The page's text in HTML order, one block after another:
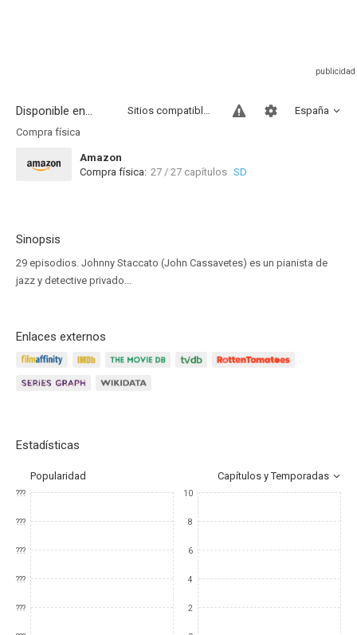
Disponible en... España
Sitios compatibles
Compra física
Amazon
Compra física: 27 / 27 capítulos SD
Sinopsis
29 episodios. Johnny Staccato (John Cassavetes) es un pianista de
jazz y detective privado...
Enlaces externos
Estadísticas
Popularidad Capítulos y Temporadas
???
???
???
???
???
10
8
6
4
2